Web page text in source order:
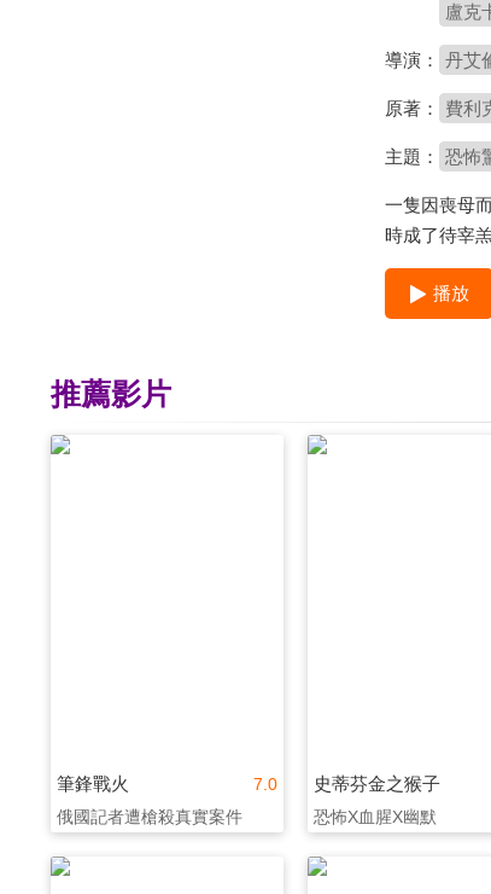
盧克
導演： 丹艾
原著： 費利
主題： 恐怖
一隻因喪母
時成了待宰
播放
推薦影片
7.0
筆鋒戰火
俄國記者遭槍殺真實案件
史蒂芬金之猴子
恐怖X血腥X幽默